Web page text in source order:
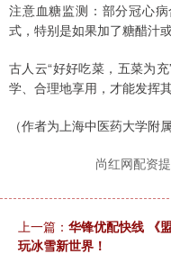
注意血糖监测：部分冠心
式，特别是如果加了糖醋汁
古人云“好好吃菜，五菜为
学、合理地享用，才能发挥
（作者为上海中医药大学附
尚红网配资
上一篇： 华锋优配快线 《
玩冰雪新世界！